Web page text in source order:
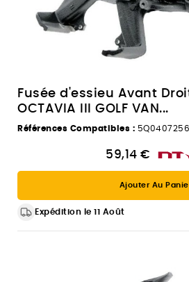
Fusée d'essieu Avant Droit
OCTAVIA III GOLF VAN...
Références Compatibles :
59,14 €
Ajouter Au
Expédition le 11 Août